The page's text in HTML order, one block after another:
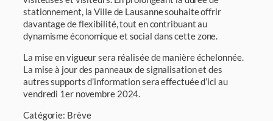
stationnement, la Ville de Lausanne souhaite offrir
davantage de flexibilité, tout en contribuant au
dynamisme économique et social dans cette zone.
La mise en vigueur sera réalisée de manière échelonnée.
La mise à jour des panneaux de signalisation et des
autres supports d’information sera effectuée d’ici au
vendredi 1er novembre 2024.
Catégorie: Brève